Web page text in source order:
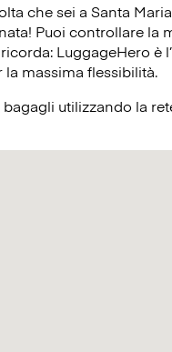
che sei a Santa
Puoi controllare la
LuggageHero è
massima flessibilità.
utilizzando la